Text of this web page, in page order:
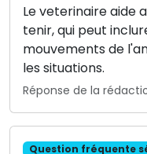
Le veterinaire aide
tenir, qui peut
mouvements de
les situations.
Réponse de la
Question fréquente